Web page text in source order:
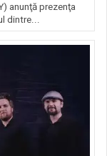
anunţă prezenţa
dintre...